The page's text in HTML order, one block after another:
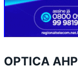
OPTICA AHP